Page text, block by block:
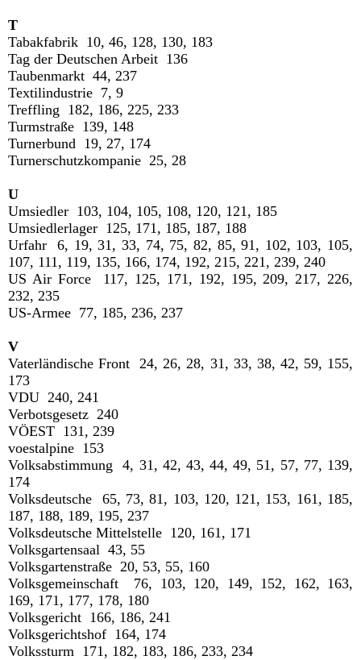
T
Tabakfabrik 10, 46, 128, 130, 183
Tag der Deutschen Arbeit 136
Taubenmarkt 44, 237
Textilindustrie 7, 9
Treffling 182, 186, 225, 233
Turmstraße 139, 148
Turnerbund 19, 27, 174
Turnerschutzkompanie 25, 28
U
Umsiedler 103, 104, 105, 108, 120, 121, 185
Umsiedlerlager 125, 171, 185, 187, 188
Urfahr 6, 19, 31, 33, 74, 75, 82, 85, 91, 102, 103, 105,
107, 111, 119, 135, 166, 174, 192, 215, 221, 239, 240
US Air Force 117, 125, 171, 192, 195, 209, 217, 226,
232, 235
US-Armee 77, 185, 236, 237
V
Vaterländische Front 24, 26, 28, 31, 33, 38, 42, 59, 155,
173
VDU 240, 241
Verbotsgesetz 240
VÖEST 131, 239
voestalpine 153
Volksabstimmung 4, 31, 42, 43, 44, 49, 51, 57, 77, 139,
174
Volksdeutsche 65, 73, 81, 103, 120, 121, 153, 161, 185,
187, 188, 189, 195, 237
Volksdeutsche Mittelstelle 120, 161, 171
Volksgartensaal 43, 55
Volksgartenstraße 20, 53, 55, 160
Volksgemeinschaft 76, 103, 120, 149, 152, 162, 163,
169, 171, 177, 178, 180
Volksgericht 166, 186, 241
Volksgerichtshof 164, 174
Volkssturm 171, 182, 183, 186, 233, 234